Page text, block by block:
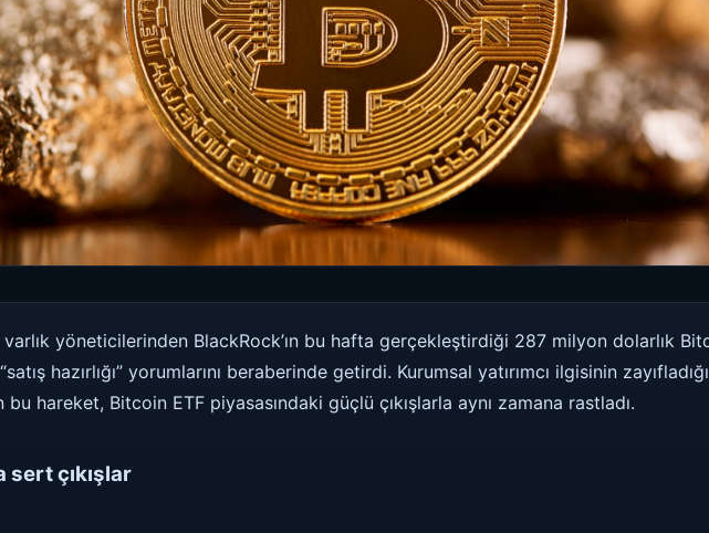
varlık yöneticilerinden BlackRock’ın bu hafta gerçekleştirdiği 287 milyon dolarlık
hazırlığı” yorumlarını beraberinde getirdi. Kurumsal yatırımcı ilgisinin
hareket, Bitcoin ETF piyasasındaki güçlü çıkışlarla aynı zamana rastladı.
sert çıkışlar